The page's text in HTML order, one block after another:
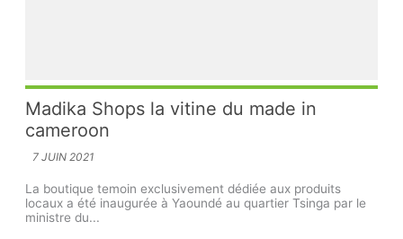
Madika Shops la vitine du made in
cameroon
7 JUIN 2021
La boutique temoin exclusivement dédiée aux produits
locaux a été inaugurée à Yaoundé au quartier Tsinga par le
ministre du...